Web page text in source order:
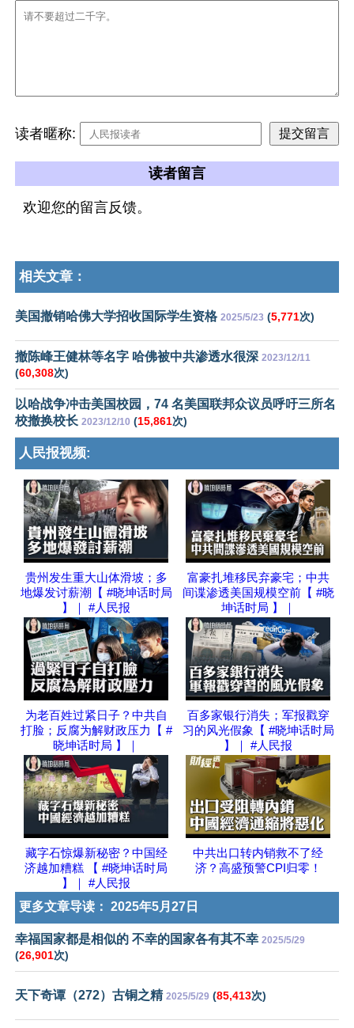
读者暱称:
读者留言
欢迎您的留言反馈。
相关文章：
美国撤销哈佛大学招收国际学生资格 2025/5/23 (5,771次)
撤陈峰王健林等名字 哈佛被中共渗透水很深 2023/12/11
(60,308次)
以哈战争冲击美国校园，74 名美国联邦众议员呼吁三所名
校撤换校长 2023/12/10 (15,861次)
人民报视频:
贵州发生重大山体滑坡；多
地爆发讨薪潮【 #晓坤话时局
】｜ #人民报
富豪扎堆移民弃豪宅；中共
间谍渗透美国规模空前【 #晓
坤话时局 】｜
为老百姓过紧日子？中共自
打脸；反腐为解财政压力【 #
晓坤话时局 】｜
百多家银行消失；军报戳穿
习的风光假象【 #晓坤话时局
】｜ #人民报
藏字石惊爆新秘密？中国经
济越加糟糕 【 #晓坤话时局
】｜ #人民报
中共出口转内销救不了经
济？高盛预警CPI归零！
更多文章导读： 2025年5月27日
幸福国家都是相似的 不幸的国家各有其不幸 2025/5/29
(26,901次)
天下奇谭（272）古铜之精 2025/5/29 (85,413次)